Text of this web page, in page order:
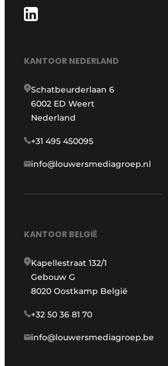
KANTOOR NEDERLAND
Schatbeurderlaan 6
6002 ED Weert
Nederland
+31 495 450095
info@louwersmediagroep.nl
KANTOOR BELGIË
Kapellestraat 132/1
Gebouw G
8020 Oostkamp België
+32 50 36 81 70
info@louwersmediagroep.be